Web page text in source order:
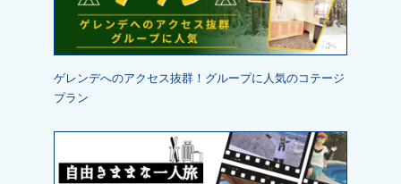
ゲレンデへのアクセス抜群！グループに人気のコテージ
プラン